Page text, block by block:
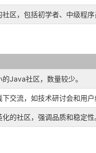
社区，包括初学者、中级程序
Java社区，数量较少。
下交流，如技术研讨会和用户
的社区，强调品质和稳定性